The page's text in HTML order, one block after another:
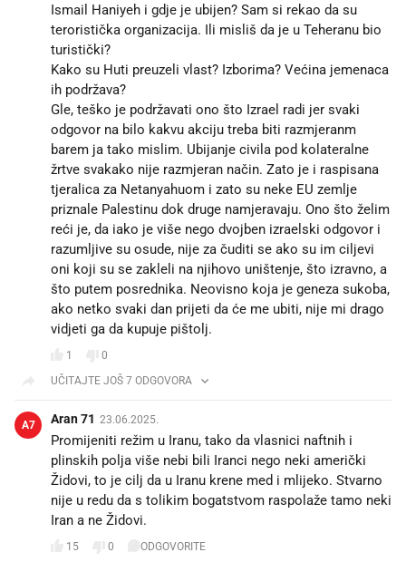
Ismail Haniyeh i gdje je ubijen? Sam si rekao da su
teroristička organizacija. Ili misliš da je u Teheranu bio
turistički?
Kako su Huti preuzeli vlast? Izborima? Većina jemenaca
ih podržava?
Gle, teško je podržavati ono što Izrael radi jer svaki
odgovor na bilo kakvu akciju treba biti razmjeranm
barem ja tako mislim. Ubijanje civila pod kolateralne
žrtve svakako nije razmjeran način. Zato je i raspisana
tjeralica za Netanyahuom i zato su neke EU zemlje
priznale Palestinu dok druge namjeravaju. Ono što želim
reći je, da iako je više nego dvojben izraelski odgovor i
razumljive su osude, nije za čuditi se ako su im ciljevi
oni koji su se zakleli na njihovo uništenje, što izravno, a
što putem posrednika. Neovisno koja je geneza sukoba,
ako netko svaki dan prijeti da će me ubiti, nije mi drago
vidjeti ga da kupuje pištolj.
1
0
UČITAJTE JOŠ 7 ODGOVORA
A7 Aran 71 23.06.2025.
Promijeniti režim u Iranu, tako da vlasnici naftnih i
plinskih polja više nebi bili Iranci nego neki američki
Židovi, to je cilj da u Iranu krene med i mlijeko. Stvarno
nije u redu da s tolikim bogatstvom raspolaže tamo neki
Iran a ne Židovi.
15 0 ODGOVORITE